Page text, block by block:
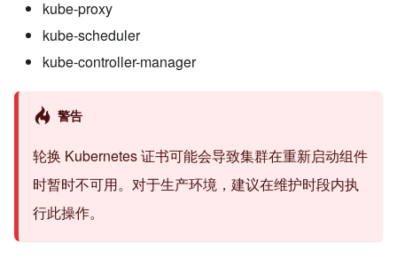
kube-proxy
kube-scheduler
kube-controller-manager
警告
轮换 Kubernetes 证书可能会导致集群在重新启动组件
时暂时不可用。对于生产环境，建议在维护时段内执
行此操作。